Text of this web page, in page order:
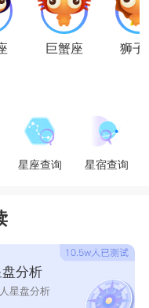
心的人，正因为这
挑战性，这让天蝎
处
巨蟹座 狮子
星座查询 星宿查询
分析
星盘分析